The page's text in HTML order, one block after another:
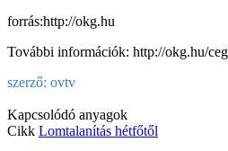
forrás:http://okg.hu
További információk: http://okg.hu/
szerző: ovtv
Kapcsolódó anyagok
Cikk Lomtalanítás hétfőtől